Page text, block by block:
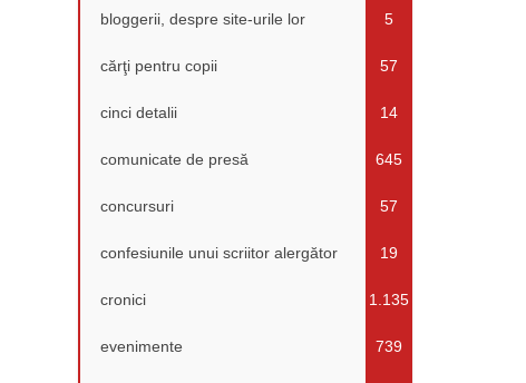
bloggerii, despre site-urile lor 5
cărţi pentru copii 57
cinci detalii 14
comunicate de presă 645
concursuri 57
confesiunile unui scriitor alergător 19
cronici 1.135
evenimente 739